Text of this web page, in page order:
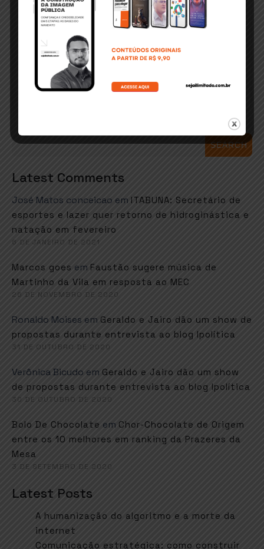
SEARCH
Latest Comments
José Matos conceicao em ITABUNA: Secretário de
esportes e lazer quer retorno de hidroginástica e
natação em fevereiro
6 DE JANEIRO DE 2021
Marcos goes em Faustão sugere música de
Martinho da Vila em resposta ao MEC
26 DE NOVEMBRO DE 2020
Ronaldo Moises em Geraldo e Jairo dão um show de
propostas durante entrevista ao blog Ipolítica
31 DE OUTUBRO DE 2020
Verônica Bicudo em Geraldo e Jairo dão um show
de propostas durante entrevista ao blog Ipolítica
30 DE OUTUBRO DE 2020
Bolo De Chocolate em Chor-Chocolate de Origem
entre os 10 melhores em ranking da Prazeres da
Mesa
3 DE SETEMBRO DE 2020
Latest Posts
A humanização do algoritmo e a morte da
internet
Comunicação estratégica: como construir